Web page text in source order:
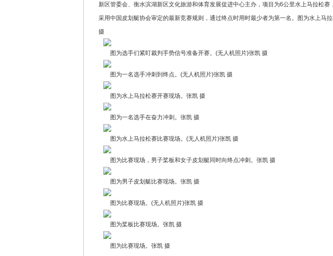
新区管委会、衡水滨湖新区文化旅游和体育发展促进中心主办，项目为6公里水上马拉松赛
采用中国皮划艇协会审定的最新竞赛规则，通过终点时用时最少者为第一名。图为水上马
摄
图为选手们紧盯裁判手势信号准备开赛。(无人机照片)张凯 摄
图为一名选手冲刺到终点。(无人机照片)张凯 摄
图为水上马拉松赛开赛现场。张凯 摄
图为一名选手在奋力冲刺。张凯 摄
图为水上马拉松赛比赛现场。(无人机照片)张凯 摄
图为比赛现场，男子桨板和女子皮划艇同时向终点冲刺。张凯 摄
图为男子皮划艇比赛现场。张凯 摄
图为比赛现场。(无人机照片)张凯 摄
图为桨板比赛现场。张凯 摄
图为比赛现场。张凯 摄